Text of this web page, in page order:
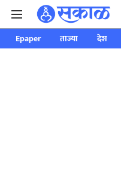
Epaper ताज्या देश